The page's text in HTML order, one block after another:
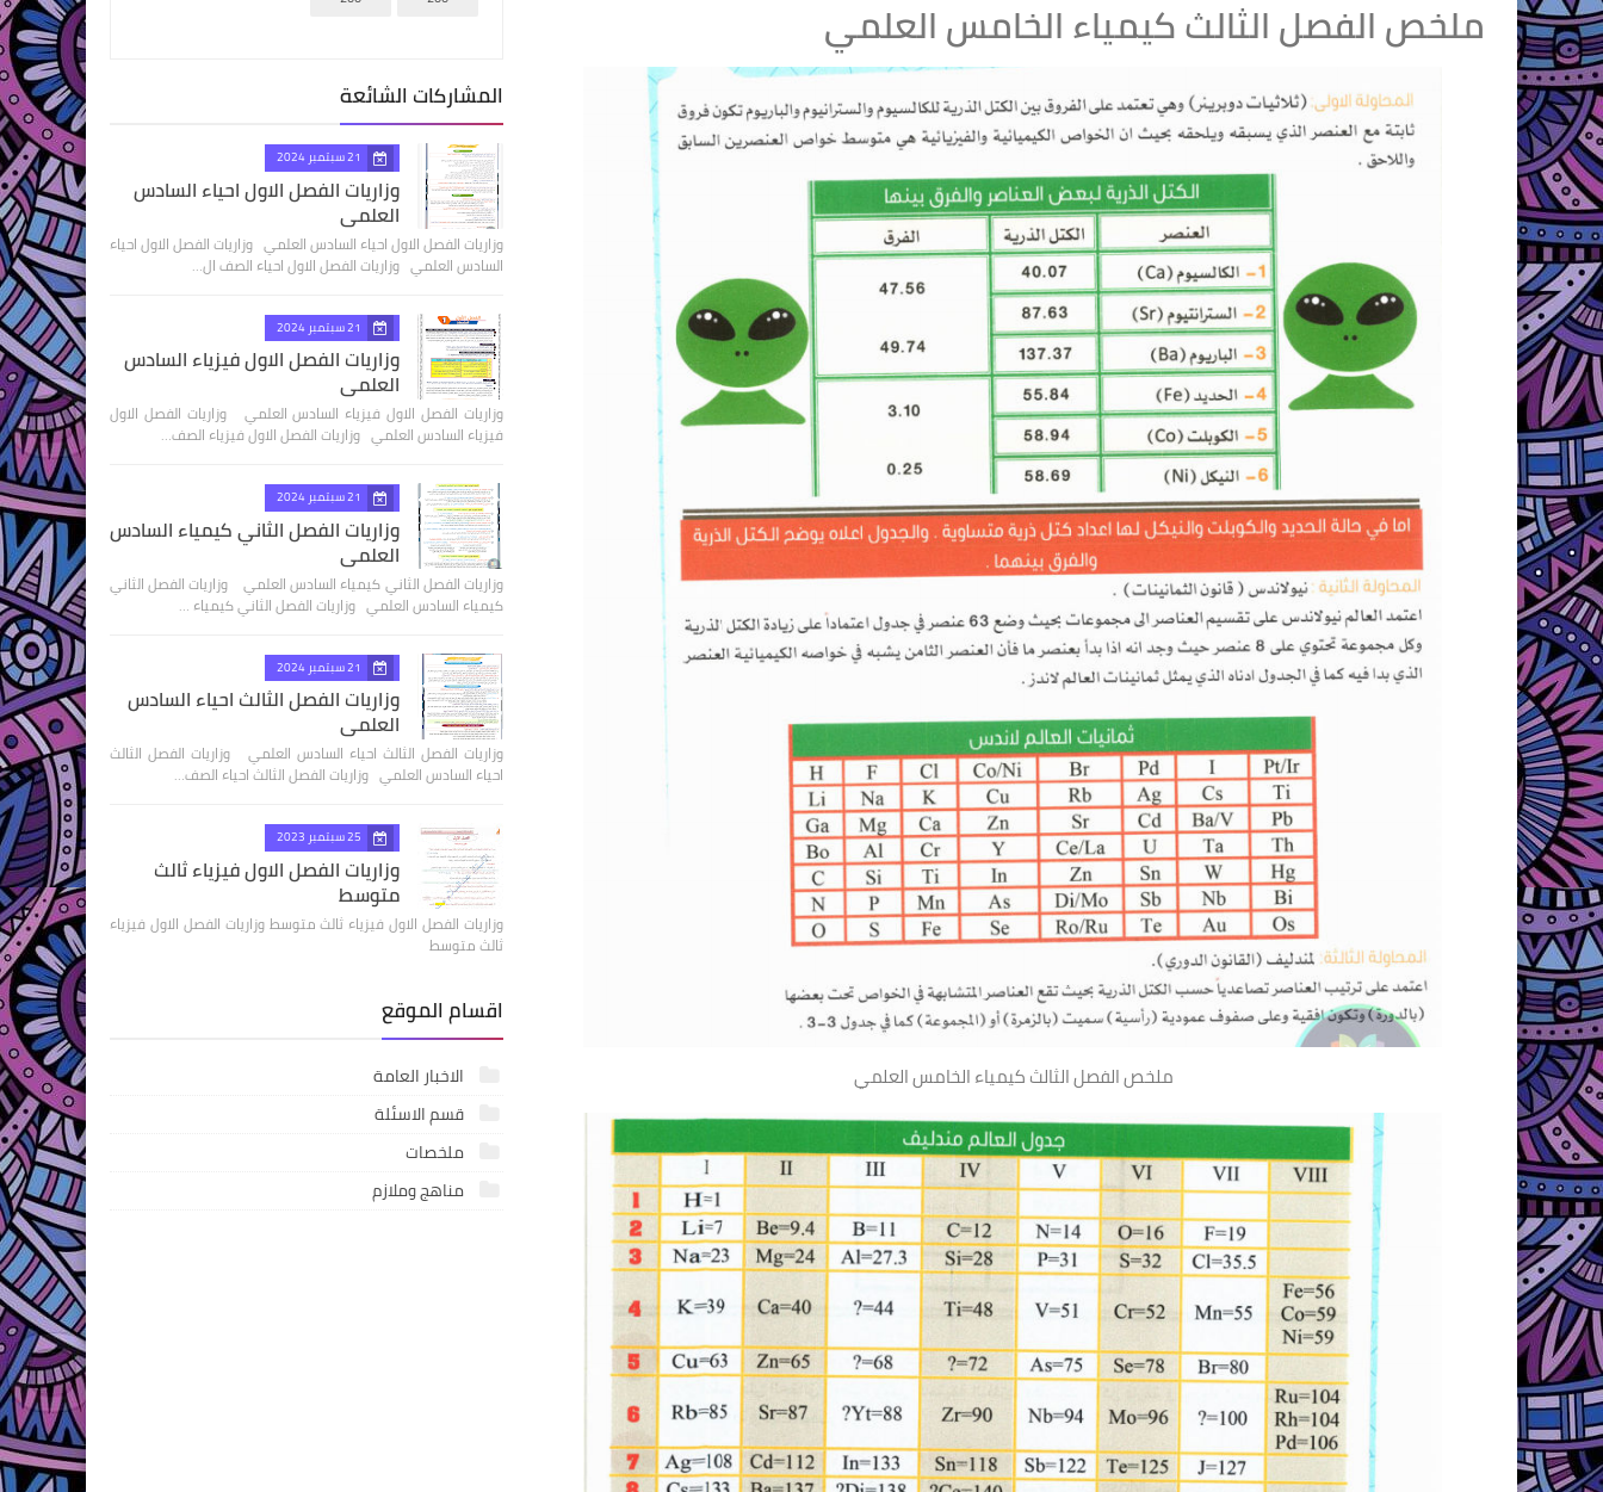
ملخص الفصل الثالث كيمياء الخامس العلمي
ملخص الفصل الثالث كيمياء الخامس العلمي
المشاركات الشائعة
21 سبتمبر 2024
وزاريات الفصل الاول احياء السادس
العلمي
وزاريات الفصل الاول احياء السادس العلمي وزاريات الفصل الاول احياء
السادس العلمي وزاريات الفصل الاول احياء الصف ال…
21 سبتمبر 2024
وزاريات الفصل الاول فيزياء السادس
العلمي
وزاريات الفصل الاول فيزياء السادس العلمي وزاريات الفصل الاول
فيزياء السادس العلمي وزاريات الفصل الاول فيزياء الصف…
21 سبتمبر 2024
وزاريات الفصل الثاني كيمياء السادس
العلمي
وزاريات الفصل الثاني كيمياء السادس العلمي وزاريات الفصل الثاني
كيمياء السادس العلمي وزاريات الفصل الثاني كيمياء …
21 سبتمبر 2024
وزاريات الفصل الثالث احياء السادس
العلمي
وزاريات الفصل الثالث احياء السادس العلمي وزاريات الفصل الثالث
احياء السادس العلمي وزاريات الفصل الثالث احياء الصف…
25 سبتمبر 2023
وزاريات الفصل الاول فيزياء ثالث
متوسط
وزاريات الفصل الاول فيزياء ثالث متوسط وزاريات الفصل الاول فيزياء
ثالث متوسط
اقسام الموقع
الاخبار العامة
قسم الاسئلة
ملخصات
مناهج وملازم